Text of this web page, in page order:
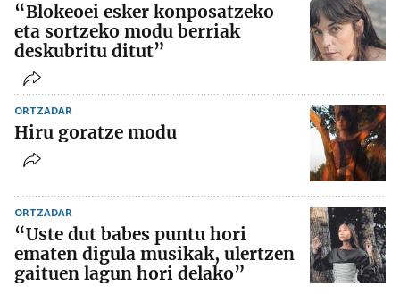
“Blokeoei esker konposatzeko
eta sortzeko modu berriak
deskubritu ditut”
ORTZADAR
Hiru goratze modu
ORTZADAR
“Uste dut babes puntu hori
ematen digula musikak, ulertzen
gaituen lagun hori delako”